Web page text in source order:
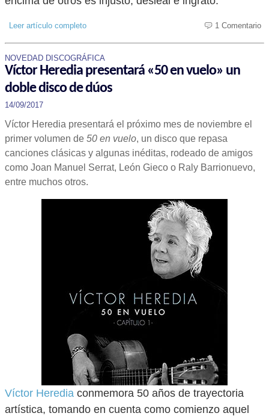
Leer artículo completo 1 Comentario
NOVEDAD DISCOGRÁFICA
Víctor Heredia presentará «50 en vuelo» un
doble disco de dúos
14/09/2017
Víctor Heredia presentará el próximo mes de noviembre el
primer volumen de 50 en vuelo, un disco que repasa
canciones clásicas y algunas inéditas, rodeado de amigos
como Joan Manuel Serrat, León Gieco o Raly Barrionuevo,
entre muchos otros.
Víctor Heredia conmemora 50 años de trayectoria
artística, tomando en cuenta como comienzo aquel